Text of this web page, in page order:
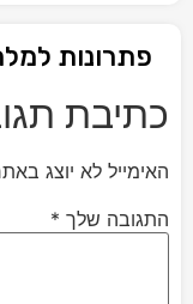
פתרונות
כתיבת
האימייל לא יוצג
התגובה שלך *